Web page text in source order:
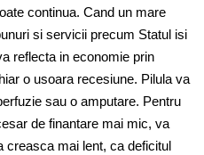
continua. Cand un mare
si servicii precum Statul isi
reflecta in economie prin
o usoara recesiune. Pilula va
sau o amputare. Pentru
de finantare mai mic, va
creasca mai lent, ca deficitul